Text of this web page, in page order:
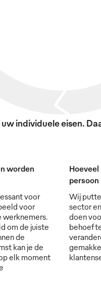
individuele eisen.
worden
voor
voor
werknemers.
om de juiste
de
kan je de
elk moment
persoon
Wij
sector
doen